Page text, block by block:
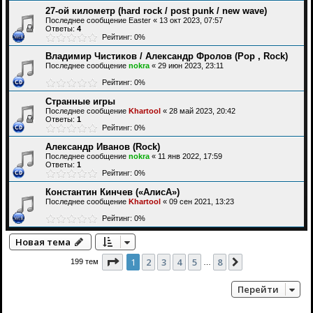
27-ой километр (hard rock / post punk / new wave)
Последнее сообщение Easter « 13 окт 2023, 07:57
Ответы: 4
Рейтинг: 0%
Владимир Чистиков / Александр Фролов (Pop , Rock)
Последнее сообщение nokra « 29 июн 2023, 23:11
Рейтинг: 0%
Странные игры
Последнее сообщение Khartool « 28 май 2023, 20:42
Ответы: 1
Рейтинг: 0%
Александр Иванов (Rock)
Последнее сообщение nokra « 11 янв 2022, 17:59
Ответы: 1
Рейтинг: 0%
Константин Кинчев («АлисА»)
Последнее сообщение Khartool « 09 сен 2021, 13:23
Рейтинг: 0%
Новая тема
199 тем Страница из 8
1 2 3 4 5 8
Перейти